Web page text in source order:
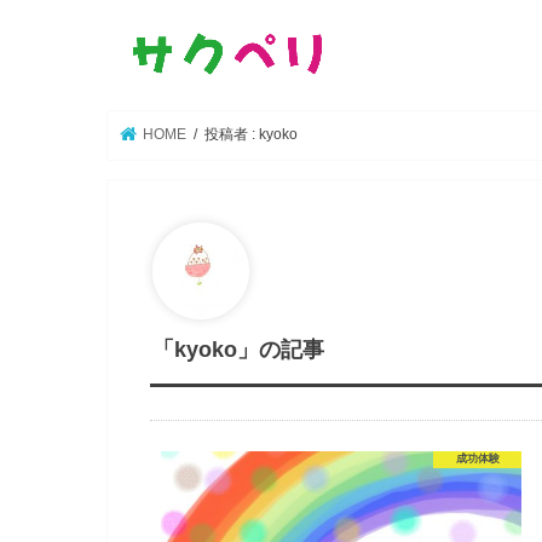
HOME 投稿者 : kyoko
「kyoko」の記事
成功体験